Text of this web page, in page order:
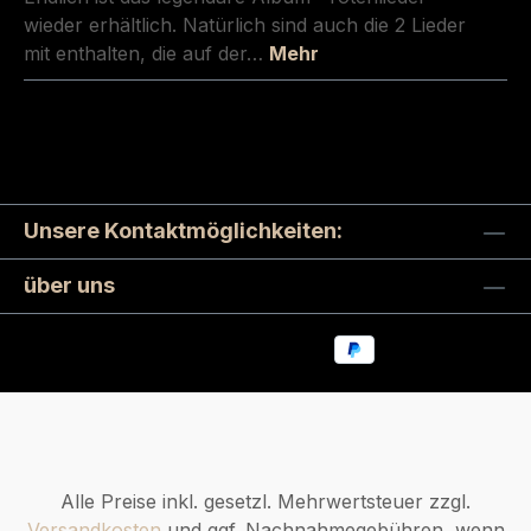
wieder erhältlich. Natürlich sind auch die 2 Lieder
mit enthalten, die auf der… Mehr
Unsere Kontaktmöglichkeiten:
über uns
Alle Preise inkl. gesetzl. Mehrwertsteuer zzgl.